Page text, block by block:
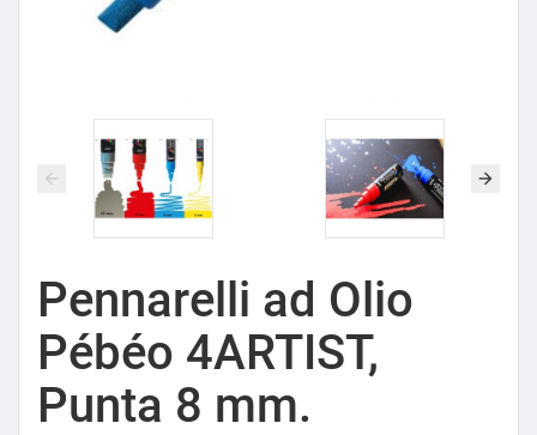
Pennarelli ad Olio
Pébéo 4ARTIST,
Punta 8 mm.